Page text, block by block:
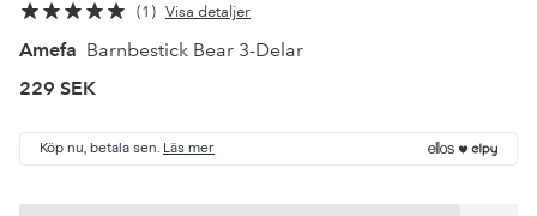
1 Visa detaljer
Amefa Barnbestick Bear 3-Delar
229 SEK
Köp nu, betala sen. Läs mer